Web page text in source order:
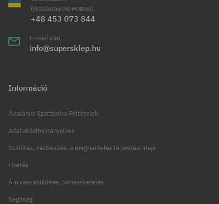
(українською мовою)
+48 453 073 844
E-mail cím
info@supersklep.hu
Információ
Általános Szerződési Feltételek
Adatvédelmi irányelvek
Szállítás, kézbesítés, a megrendelés teljesítési ideje
Fizetés
Áru visszaküldése, panaszkezelés
Segítség